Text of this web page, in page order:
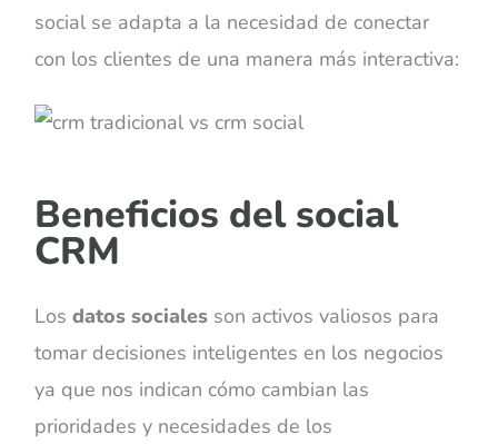
social se adapta a la necesidad de conectar
con los clientes de una manera más interactiva:
Beneficios del social
CRM
Losdatos sociales son activos valiosos para
tomar decisiones inteligentes en los negocios
ya que nos indican cómo cambian las
prioridades y necesidades de los